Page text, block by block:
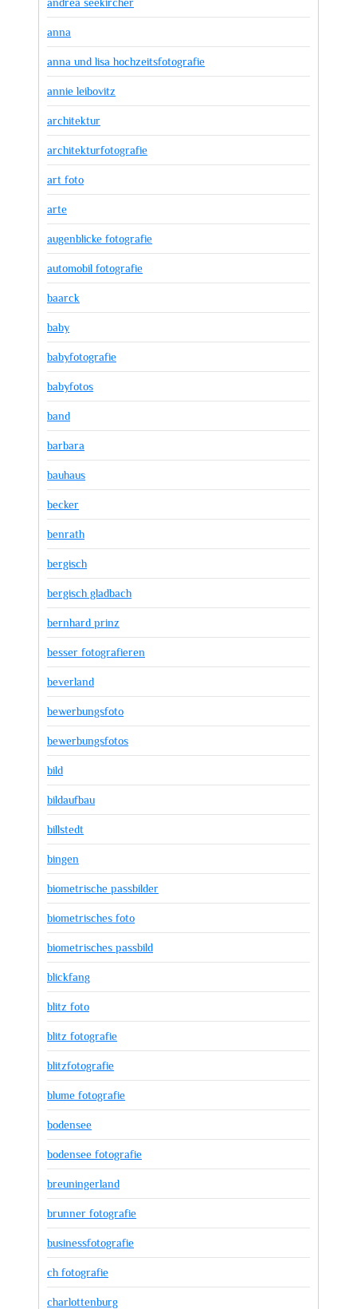
anna
anna und lisa hochzeitsfotografie
annie leibovitz
architektur
architekturfotografie
art foto
arte
augenblicke fotografie
automobil fotografie
baarck
baby
babyfotografie
babyfotos
band
barbara
bauhaus
becker
benrath
bergisch
bergisch gladbach
bernhard prinz
besser fotografieren
beverland
bewerbungsfoto
bewerbungsfotos
bild
bildaufbau
billstedt
bingen
biometrische passbilder
biometrisches foto
biometrisches passbild
blickfang
blitz foto
blitz fotografie
blitzfotografie
blume fotografie
bodensee
bodensee fotografie
breuningerland
brunner fotografie
businessfotografie
ch fotografie
charlottenburg